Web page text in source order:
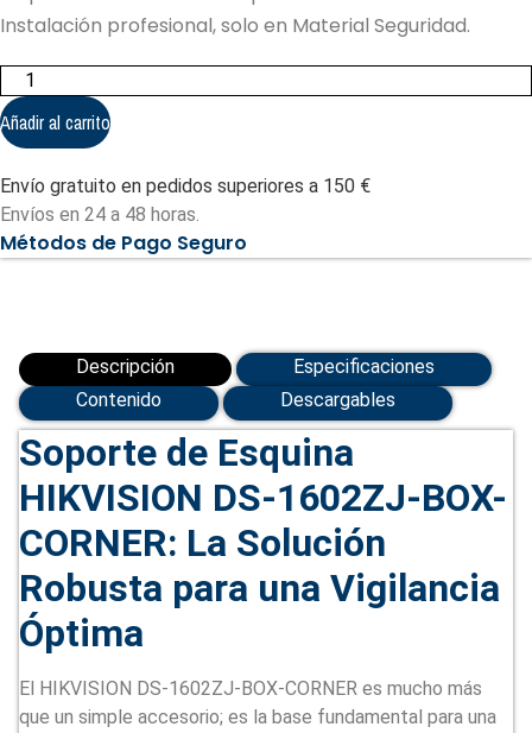
Instalación profesional, solo en Material Seguridad.
Caja
Montaje
HIKVISION
DS-
1602ZJ
(DS-
1602ZJ-
BOX-
CORNER)
cantidad
Añadir al carrito
Envío gratuito en pedidos superiores a 150 €
Envíos en 24 a 48 horas.
Métodos de Pago Seguro
Descripción
Especificaciones
Contenido
Descargables
Soporte de Esquina
HIKVISION DS-1602ZJ-BOX-
CORNER: La Solución
Robusta para una Vigilancia
Óptima
El HIKVISION DS-1602ZJ-BOX-CORNER es mucho más
que un simple accesorio; es la base fundamental para una